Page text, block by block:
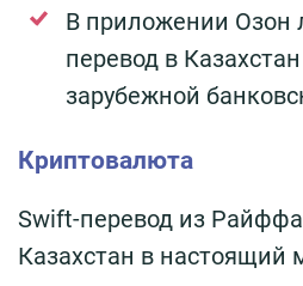
В приложении Озон
перевод в
зарубежной
Криптовалюта
Swift-перевод из
Казахстан в